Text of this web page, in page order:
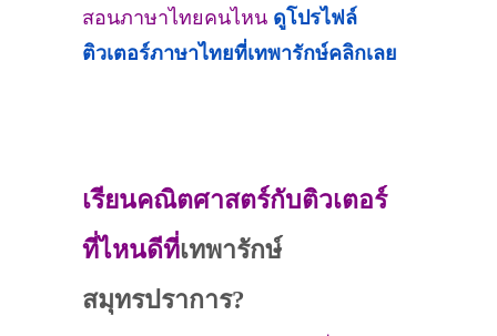
สอนภาษาไทยคนไหน ดูโปรไฟล์
ติวเตอร์ภาษาไทยที่เทพารักษ์คลิกเลย
เรียนคณิตศาสตร์กับติวเตอร์
ที่ไหนดีที่เทพารักษ์
สมุทรปราการ?